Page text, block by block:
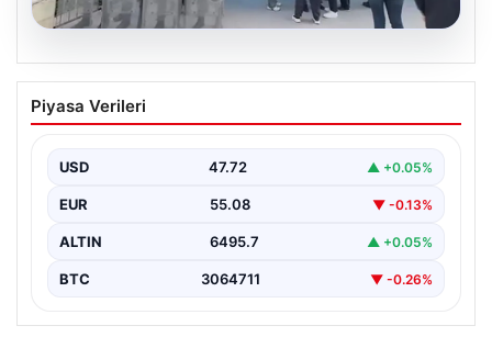
05.08.2026
Avcılar Belediyesi’ne operasyon. 12
şüpheli gözaltına alındı
Piyasa Verileri
USD 47.72 ▲ +0.05%
EUR 55.08 ▼ -0.13%
ALTIN 6495.7 ▲ +0.05%
BTC 3064711 ▼ -0.26%